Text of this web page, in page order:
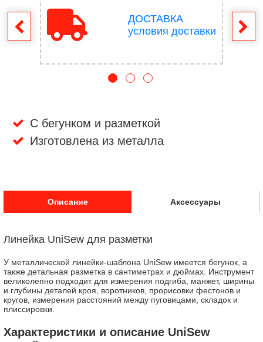
ДОСТАВКА
условия доставки
С бегунком и разметкой
Изготовлена из металла
Описание Аксессуары
Линейка UniSew для разметки
У металлической линейки-шаблона UniSew имеется бегунок, а
также детальная разметка в сантиметрах и дюймах. Инструмент
великолепно подходит для измерения подгиба, манжет, ширины
и глубины деталей кроя, воротников, прорисовки фестонов и
кругов, измерения расстояний между пуговицами, складок и
плиссировки.
Характеристики и описание UniSew